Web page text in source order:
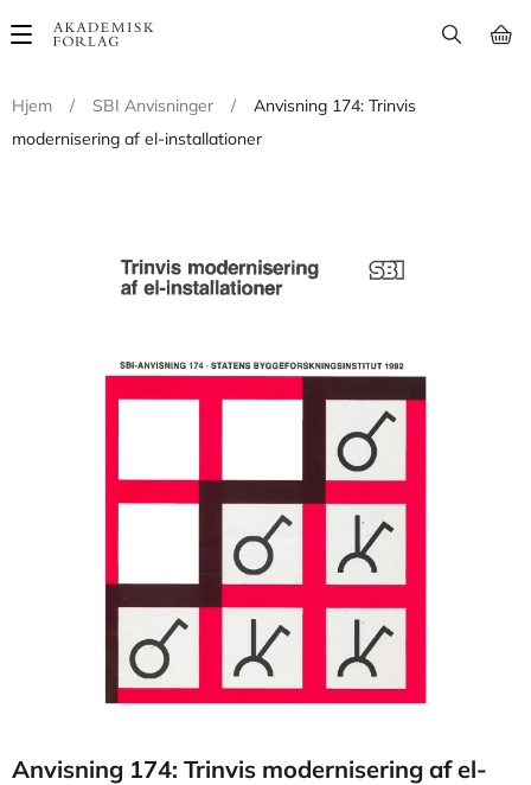
Main
Hjem
/ SBI Anvisninger /
Anvisning 174: Trinvis
modernisering af el-installationer
Anvisning 174: Trinvis modernisering af el-